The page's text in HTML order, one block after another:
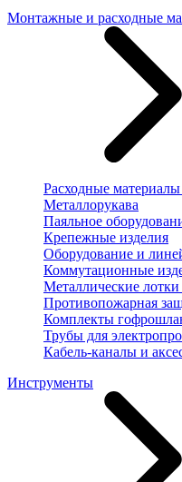
Монтажные и расходные
Расходные
Металлорукава
Паяльное
Крепежные изделия
Оборудование и
Коммутационные
Металлические
Противопожарная
Комплекты
Трубы для
Кабель-каналы и
Инструменты